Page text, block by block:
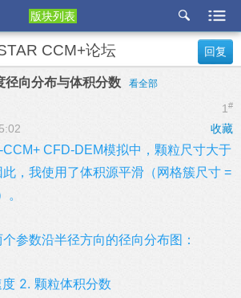
版块列表
etu
p
回复
CCM+论坛
径向分布与体积分数 看全部
1 #
收藏
CFD-DEM模拟中，颗粒尺寸大于
此，我使用了体积源平滑（网格簇尺寸 =
。
参数沿半径方向的径向分布图：
度 2. 颗粒体积分数